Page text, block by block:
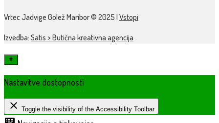
Vrtec Jadvige Golež Maribor © 2025 | Vstopi
Izvedba: Satis > Butična kreativna agencija
Nastavitve dostopnosti
close Toggle the visibility of the Accessibility Toolbar